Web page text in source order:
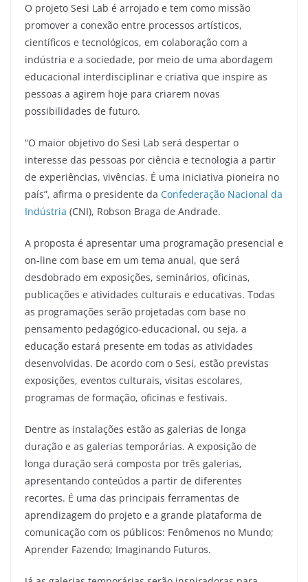
O projeto Sesi Lab é arrojado e tem como missão
promover a conexão entre processos artísticos,
científicos e tecnológicos, em colaboração com a
indústria e a sociedade, por meio de uma abordagem
educacional interdisciplinar e criativa que inspire as
pessoas a agirem hoje para criarem novas
possibilidades de futuro.
“O maior objetivo do Sesi Lab será despertar o
interesse das pessoas por ciência e tecnologia a partir
de experiências, vivências. É uma iniciativa pioneira no
país”, afirma o presidente da Confederação Nacional da
Indústria (CNI), Robson Braga de Andrade.
A proposta é apresentar uma programação presencial e
on-line com base em um tema anual, que será
desdobrado em exposições, seminários, oficinas,
publicações e atividades culturais e educativas. Todas
as programações serão projetadas com base no
pensamento pedagógico-educacional, ou seja, a
educação estará presente em todas as atividades
desenvolvidas. De acordo com o Sesi, estão previstas
exposições, eventos culturais, visitas escolares,
programas de formação, oficinas e festivais.
Dentre as instalações estão as galerias de longa
duração e as galerias temporárias. A exposição de
longa duração será composta por três galerias,
apresentando conteúdos a partir de diferentes
recortes. É uma das principais ferramentas de
aprendizagem do projeto e a grande plataforma de
comunicação com os públicos: Fenômenos no Mundo;
Aprender Fazendo; Imaginando Futuros.